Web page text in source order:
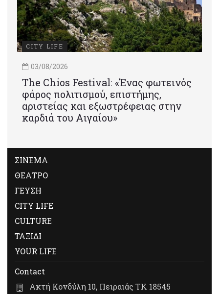
CITY LIFE
03/08/2026
Τhe Chios Festival: «Ένας φωτεινός
φάρος πολιτισμού, επιστήμης,
αριστείας και εξωστρέφειας στην
καρδιά του Αιγαίου»
ΣΙΝΕΜΑ
ΘΕΑΤΡΟ
ΓΕΥΣΗ
CITY LIFE
CULTURE
ΤΑΞΙΔΙ
YOUR LIFE
Contact
Ακτή Κονδύλη 10, Πειραιάς ΤΚ 18545